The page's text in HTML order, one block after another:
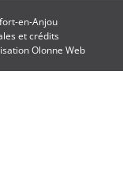
en-Anjou
et crédits
Olonne Web